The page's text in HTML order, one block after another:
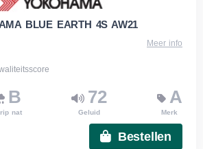
BLUE EARTH 4S AW21
Meer info
B
nat
72
Geluid
A
Merk
Bestellen